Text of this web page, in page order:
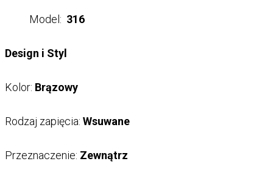
Model: 316
Design i Styl
Kolor: Brązowy
Rodzaj zapięcia: Wsuwane
Przeznaczenie: Zewnątrz